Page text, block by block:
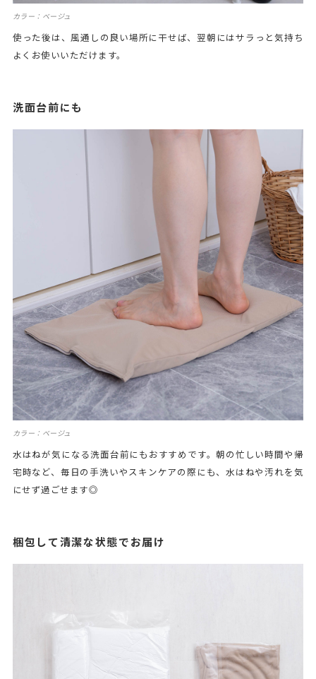
カラー：ベージュ
使った後は、風通しの良い場所に干せば、翌朝にはサラっと気持ち
よくお使いいただけます。
洗面台前にも
カラー：ベージュ
水はねが気になる洗面台前にもおすすめです。朝の忙しい時間や帰
宅時など、毎日の手洗いやスキンケアの際にも、水はねや汚れを気
にせず過ごせます◎
梱包して清潔な状態でお届け